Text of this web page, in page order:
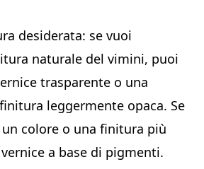
desiderata: se vuoi
naturale del vimini, puoi
trasparente o una
leggermente opaca. Se
colore o una finitura più
a base di pigmenti.